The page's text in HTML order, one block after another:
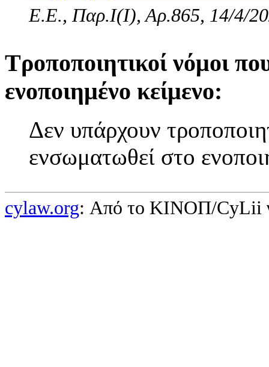
Ε.Ε., Παρ.Ι(I), Αρ.865, 14/4/
Τροποποιητικοί νόμοι
ενοποιημένο κείμενο:
Δεν υπάρχουν
ενσωματωθεί στο
cylaw.org: Από το ΚΙΝOΠ/CyLii